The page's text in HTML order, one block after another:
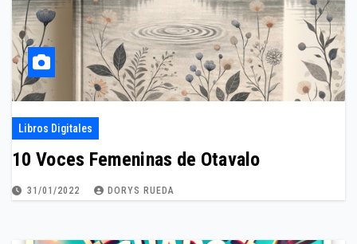
Libros Digitales
10 Voces Femeninas de Otavalo
31/01/2022 DORYS RUEDA